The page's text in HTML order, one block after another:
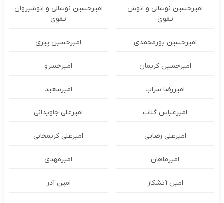
امیرحسین نوشالی و انوش
تقوی
امیرحسین نوشالی و انوشیروان
تقوی
امیرحسین پورمحمدی امیرحسین پیری
امیرحسین کریمان امیرخسرو
امیررضا سراب امیرسعید
امیرعباس گلاب امیرعلی جاویدانی
امیرعلی رضایی امیرعلی کریمخانی
امیرماهان امیرمهدی
امین آتشکار امین آذر